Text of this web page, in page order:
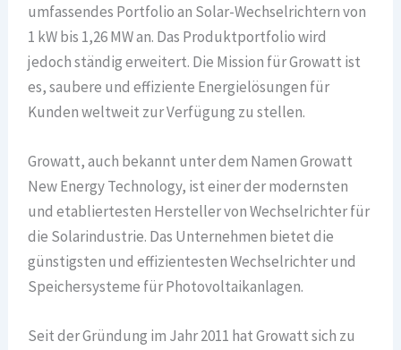
umfassendes Portfolio an Solar-Wechselrichtern von
1 kW bis 1,26 MW an. Das Produktportfolio wird
jedoch ständig erweitert. Die Mission für Growatt ist
es, saubere und effiziente Energielösungen für
Kunden weltweit zur Verfügung zu stellen.
Growatt, auch bekannt unter dem Namen Growatt
New Energy Technology, ist einer der modernsten
und etabliertesten Hersteller von Wechselrichter für
die Solarindustrie. Das Unternehmen bietet die
günstigsten und effizientesten Wechselrichter und
Speichersysteme für Photovoltaikanlagen.
Seit der Gründung im Jahr 2011 hat Growatt sich zu